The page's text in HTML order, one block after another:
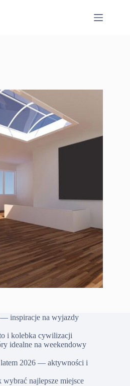
inspiracje na wyjazdy
i kolebka cywilizacji
idealne na weekendowy
2026 — aktywności i
najlepsze miejsce